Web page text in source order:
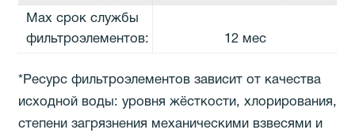
Max срок службы
фильтроэлементов:
12 мес
*Ресурс фильтроэлементов зависит от качества
исходной воды: уровня жёсткости, хлорирования,
степени загрязнения механическими взвесями и